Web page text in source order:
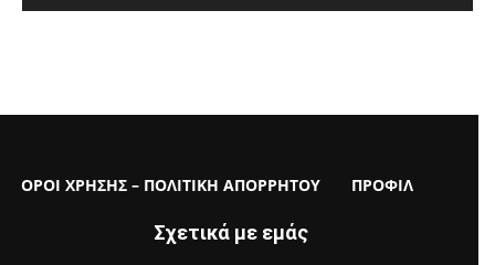
ΟΡΟΙ ΧΡΗΣΗΣ – ΠΟΛΙΤΙΚΗ ΑΠΟΡΡΗΤΟΥ ΠΡΟΦΙΛ
Σχετικά με εμάς